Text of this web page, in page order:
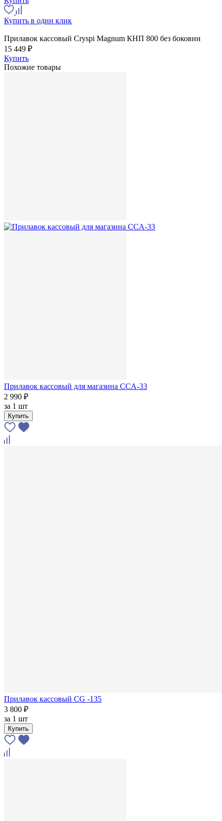
Купить в один клик
Прилавок кассовый Cryspi Magnum КНП 800 без боковин
15 449 ₽
Купить
Похожие товары
Прилавок кассовый для магазина ССA-33
2 990 ₽
за 1 шт
Купить
Прилавок кассовый CG -135
3 800 ₽
за 1 шт
Купить